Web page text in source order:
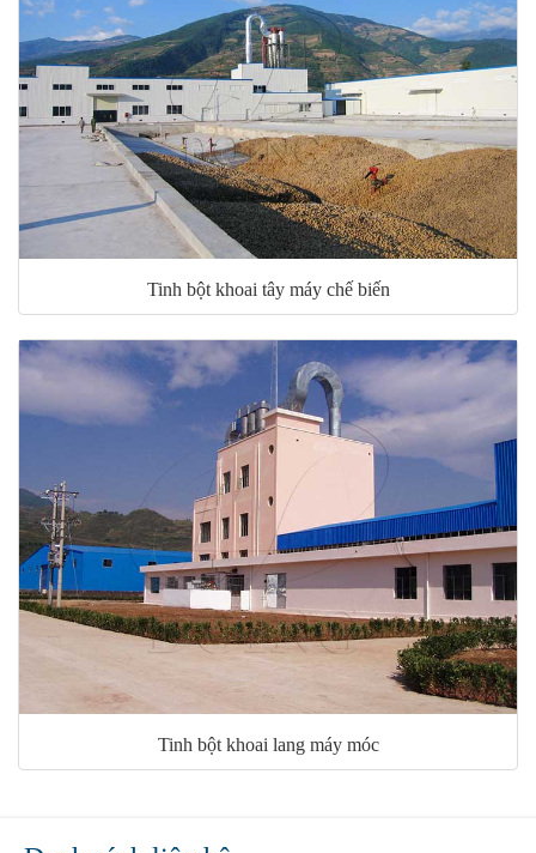
Tinh bột khoai tây máy chế biến
Tinh bột khoai lang máy móc